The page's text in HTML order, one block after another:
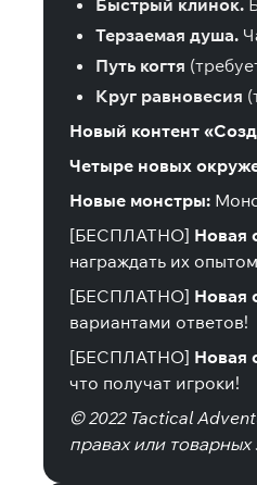
Быстрый клинок.
Терзаемая душа.
Путь когтя
Круг равновесия
Новый контент
Четыре новых
Новые монстры:
[БЕСПЛАТНО] Новая
награждать их
[БЕСПЛАТНО] Новая
вариантами ответов!
[БЕСПЛАТНО] Новая
что получат игроки!
© 2022 Tactical
правах или